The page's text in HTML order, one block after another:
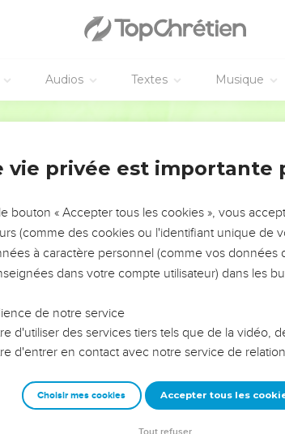
Audios Textes Musique
DE L’ANNÉE !
LES VOTRES ?
leur impact, leur foi ou leur vision. Mais on voit
qu'ils ont traversés, alors même que ce sont
reviennent sur les erreurs
avec plus de sagesse afin que leurs erreurs
une équipe, un groupe ou une famille,
vie privée est importante
bouton « Accepter tous les cookies », vous
(comme des cookies ou l'identifiant unique de
à caractère personnel (comme vos données
dans votre compte utilisateur) dans les
de notre service
d'utiliser des services tiers tels que de la vidéo,
d'entrer en contact avec notre service de
Choisir mes cookies Accepter tous les